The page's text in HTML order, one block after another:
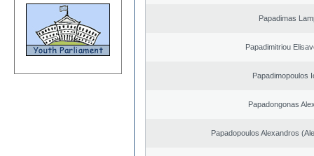
Papadimas
Papadimitriou
Papadimopoulos
Papadongonas
Papadopoulos Alexandros